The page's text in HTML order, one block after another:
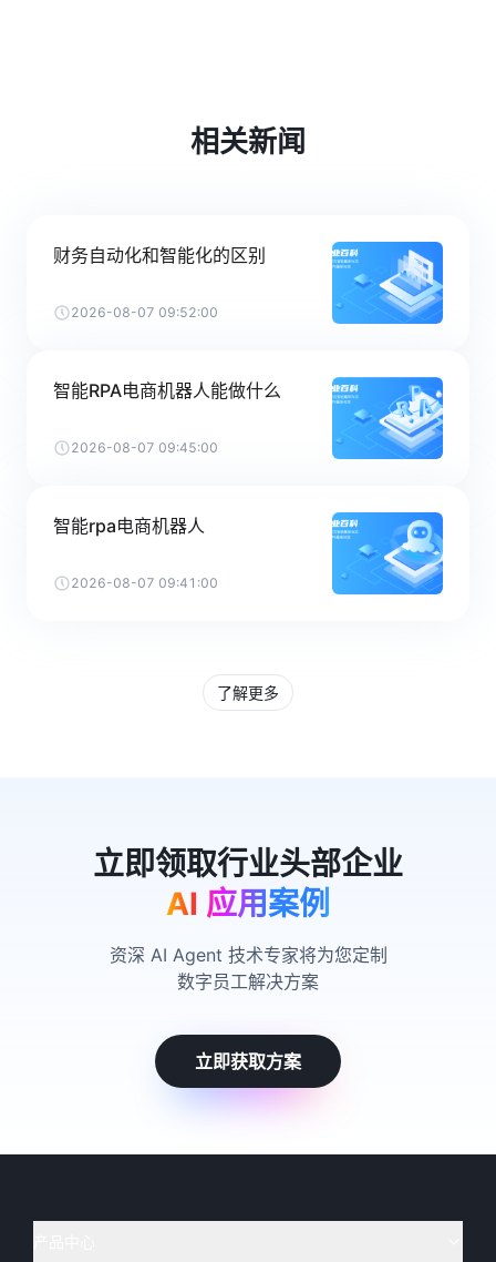
相关新闻
财务自动化和智能化的区别
2026-08-07 09:52:00
智能RPA电商机器人能做什么
2026-08-07 09:45:00
智能rpa电商机器人
2026-08-07 09:41:00
了解更多
AI 应用案例
资深 AI Agent 技术专家将为您定制
数字员工解决方案
立即获取方案